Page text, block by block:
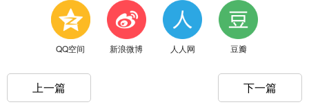
QQ空间 新浪微博 人人网 豆瓣
上一篇 下一篇